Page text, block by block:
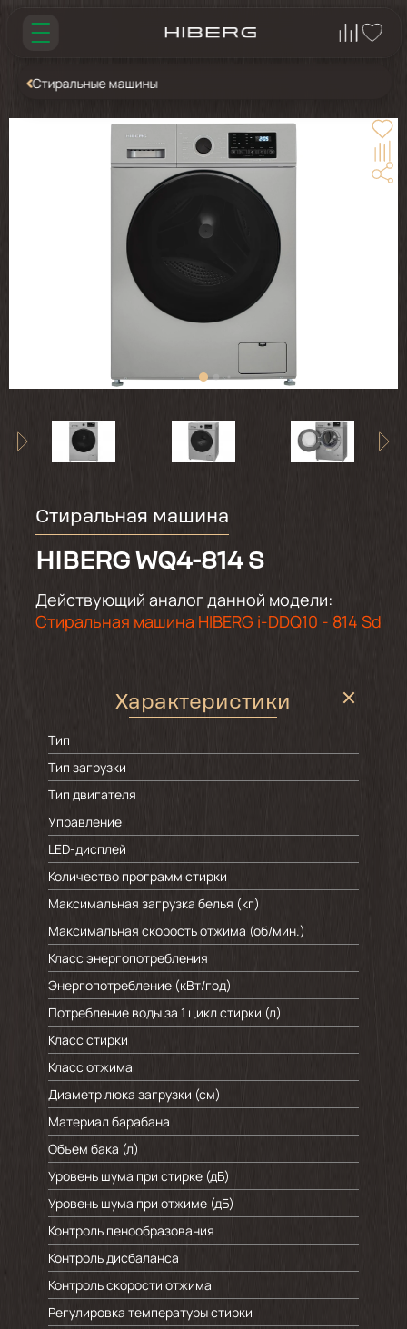
Стиральные машины
Стиральная машина
HIBERG WQ4-814 S
Действующий аналог данной модели:
Стиральная машина HIBERG i-DDQ10 - 814 Sd
Характеристики
Тип
Тип загрузки
Тип двигателя
Управление
LED-дисплей
Количество программ стирки
Максимальная загрузка белья (кг)
Максимальная скорость отжима (об/мин.)
Класс энергопотребления
Энергопотребление (кВт/год)
Потребление воды за 1 цикл стирки (л)
Класс стирки
Класс отжима
Диаметр люка загрузки (см)
Материал барабана
Объем бака (л)
Уровень шума при стирке (дБ)
Уровень шума при отжиме (дБ)
Контроль пенообразования
Контроль дисбаланса
Контроль скорости отжима
Регулировка температуры стирки